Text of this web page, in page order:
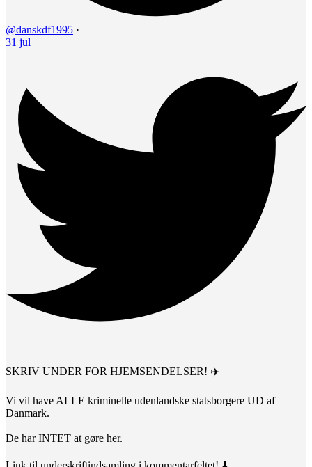
@danskdf1995 ·
31 jul
SKRIV UNDER FOR HJEMSENDELSER! ✈️
Vi vil have ALLE kriminelle udenlandske statsborgere UD af
Danmark.
De har INTET at gøre her.